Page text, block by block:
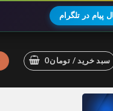
پیام در تلگرام
سبد خرید / تومان0